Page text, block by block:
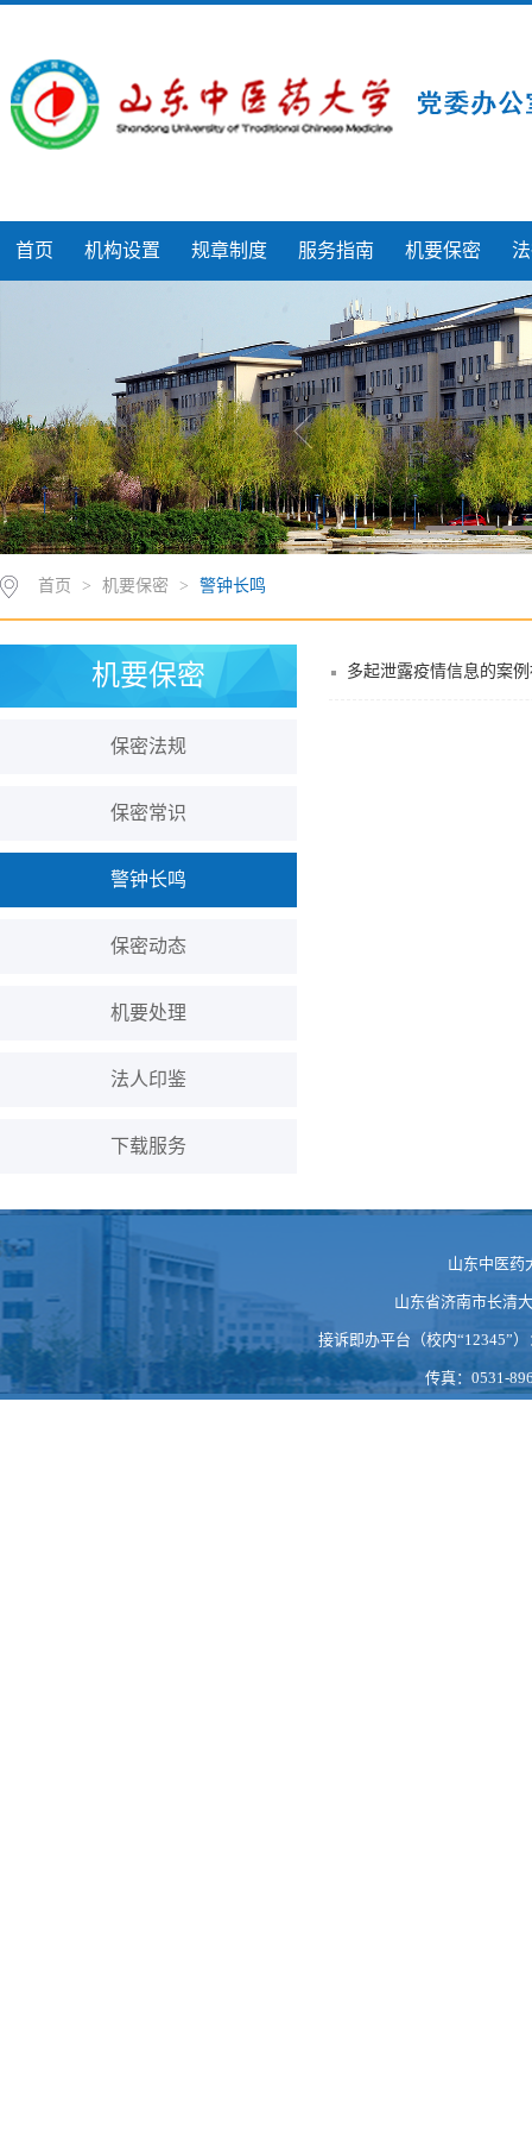
首页 机构设置 规章制度 服务指南 机要保密
首页 > 机要保密 > 警钟长鸣
机要保密
保密法规
保密常识
警钟长鸣
保密动态
机要处理
法人印鉴
下载服务
多起泄露疫情信息的案
山东中医药
山东省济南市长清
接诉即办平台（校内“12345”
传真：0531-